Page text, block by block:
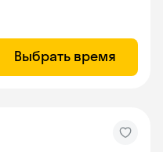
Выбрать время